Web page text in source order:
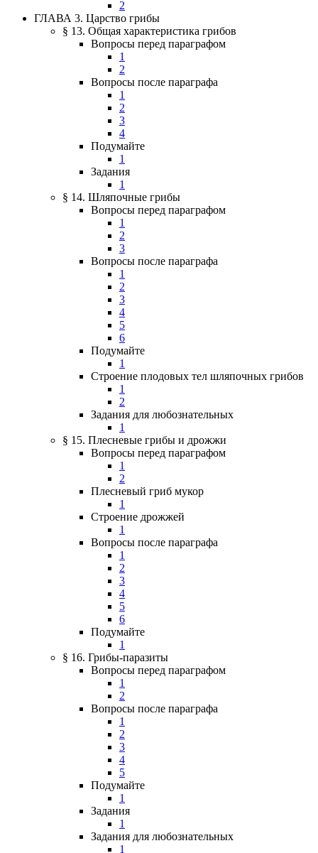
2
ГЛАВА 3. Царство грибы
§ 13. Общая характеристика грибов
Вопросы перед параграфом
1
2
Вопросы после параграфа
1
2
3
4
Подумайте
1
Задания
1
§ 14. Шляпочные грибы
Вопросы перед параграфом
1
2
3
Вопросы после параграфа
1
2
3
4
5
6
Подумайте
1
Строение плодовых тел шляпочных грибов
1
2
Задания для любознательных
1
§ 15. Плесневые грибы и дрожжи
Вопросы перед параграфом
1
2
Плесневый гриб мукор
1
Строение дрожжей
1
Вопросы после параграфа
1
2
3
4
5
6
Подумайте
1
§ 16. Грибы-паразиты
Вопросы перед параграфом
1
2
Вопросы после параграфа
1
2
3
4
5
Подумайте
1
Задания
1
Задания для любознательных
1